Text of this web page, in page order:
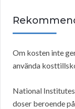
Om kosten inte
använda
National
doser beroende